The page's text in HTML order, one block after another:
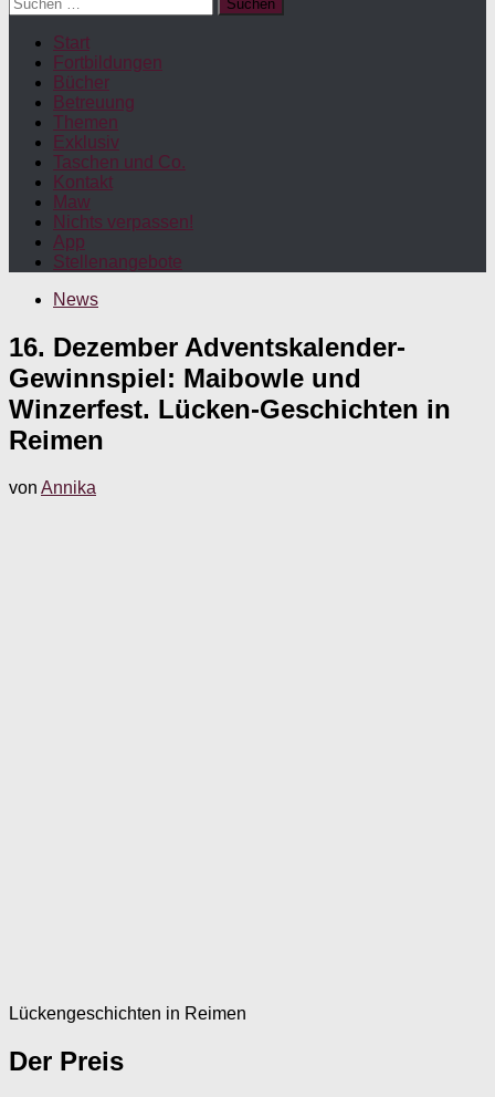
nach:
Start
Fortbildungen
Bücher
Betreuung
Themen
Exklusiv
Taschen und Co.
Kontakt
Maw
Nichts verpassen!
App
Stellenangebote
News
16. Dezember Adventskalender-
Gewinnspiel: Maibowle und
Winzerfest. Lücken-Geschichten in
Reimen
von Annika
Lückengeschichten in Reimen
Der Preis